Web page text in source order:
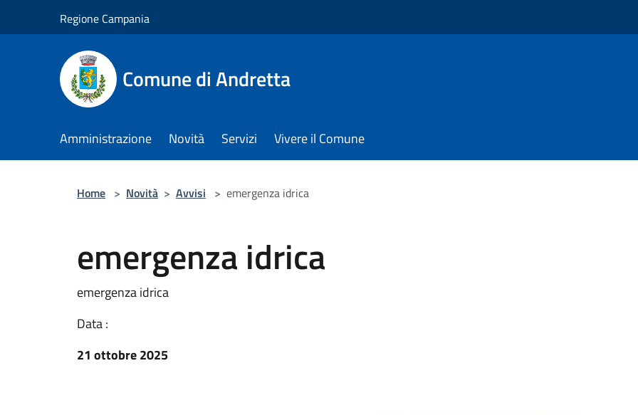
Regione Campania
Comune di Andretta
Amministrazione Novità Servizi Vivere il Comune
Home > Novità > Avvisi > emergenza idrica
emergenza idrica
emergenza idrica
Data :
21 ottobre 2025